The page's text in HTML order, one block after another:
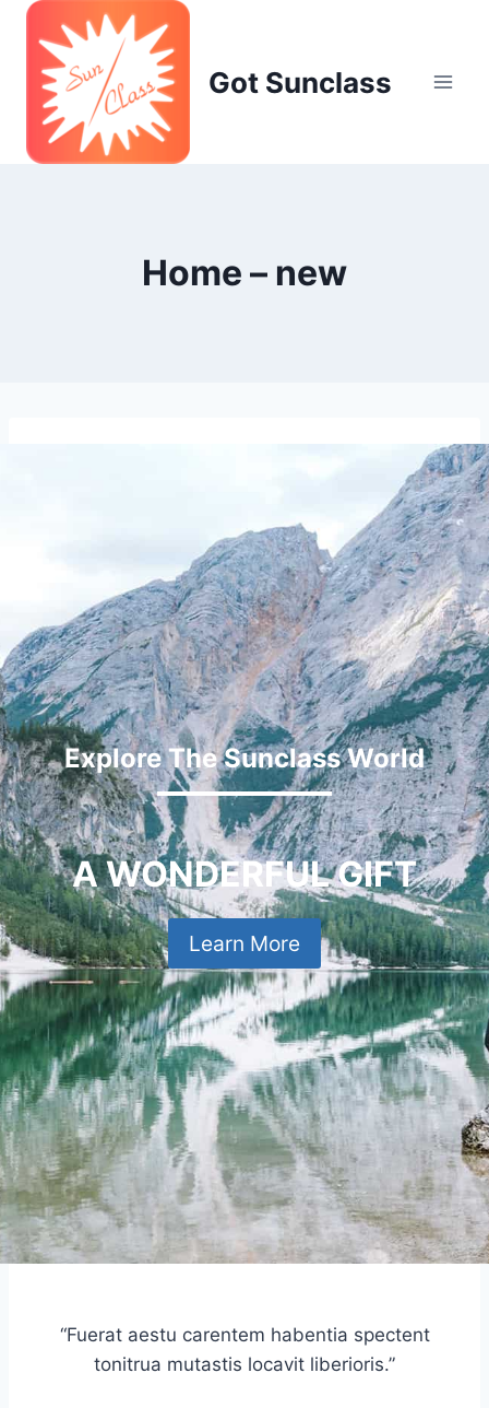
Skip
content
Got Sunclass
Home – new
Explore The Sunclass World
A WONDERFUL GIFT
Learn More
“Fuerat aestu carentem habentia spectent
tonitrua mutastis locavit liberioris.”